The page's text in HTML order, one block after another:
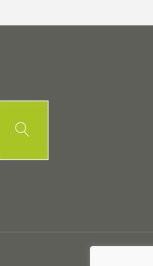
Search